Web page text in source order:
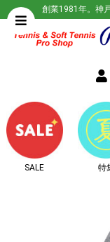
創業1981年。神
SALE 特